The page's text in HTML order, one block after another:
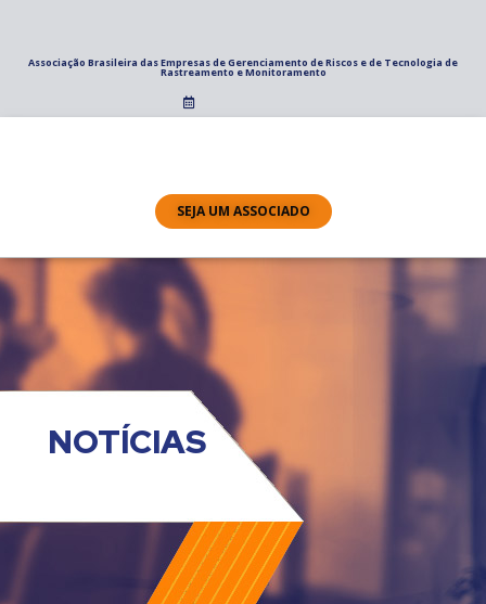
Associação Brasileira das Empresas de Gerenciamento de Riscos e de Tecnologia de
Rastreamento e Monitoramento
SEJA UM ASSOCIADO
NOTÍCIAS